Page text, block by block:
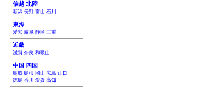
信越 北陸
新潟 長野 富山 石川
東海
愛知 岐阜 静岡 三重
近畿
滋賀 奈良 和歌山
中国 四国
鳥取 島根 岡山 広島 山口
徳島 香川 愛媛 高知